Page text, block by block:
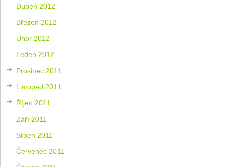
Duben 2012
Březen 2012
Únor 2012
Leden 2012
Prosinec 2011
Listopad 2011
Říjen 2011
Září 2011
Srpen 2011
Červenec 2011